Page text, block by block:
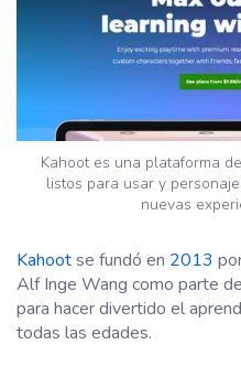
Kahoot es una plataforma
listos para usar y
nuevas
Kahootse fundó en 2013
Alf Inge Wang como parte
para hacer divertido el
todas las edades.